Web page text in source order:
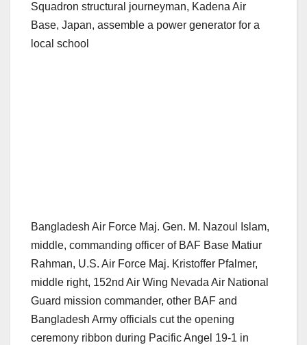
Squadron structural journeyman, Kadena Air
Base, Japan, assemble a power generator for a
local school
Bangladesh Air Force Maj. Gen. M. Nazoul Islam,
middle, commanding officer of BAF Base Matiur
Rahman, U.S. Air Force Maj. Kristoffer Pfalmer,
middle right, 152nd Air Wing Nevada Air National
Guard mission commander, other BAF and
Bangladesh Army officials cut the opening
ceremony ribbon during Pacific Angel 19-1 in